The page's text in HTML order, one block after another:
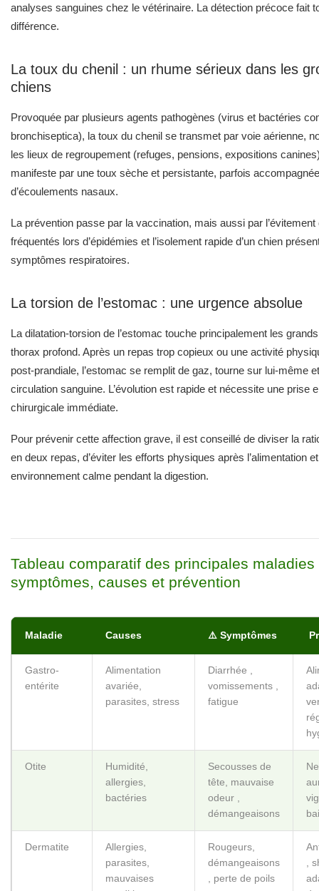
analyses sanguines chez le vétérinaire. La détection précoce fait
différence.
La toux du chenil : un rhume sérieux dans les
chiens
Provoquée par plusieurs agents pathogènes (virus et bactéries
bronchiseptica), la toux du chenil se transmet par voie aérienne,
les lieux de regroupement (refuges, pensions, expositions
manifeste par une toux sèche et persistante, parfois
d’écoulements nasaux.
La prévention passe par la vaccination, mais aussi par
fréquentés lors d’épidémies et l’isolement rapide d’un chien
symptômes respiratoires.
La torsion de l’estomac : une urgence absolue
La dilatation-torsion de l’estomac touche principalement les
thorax profond. Après un repas trop copieux ou une activité
post-prandiale, l’estomac se remplit de gaz, tourne sur lui-même
circulation sanguine. L’évolution est rapide et nécessite une prise
chirurgicale immédiate.
Pour prévenir cette affection grave, il est conseillé de diviser la
en deux repas, d’éviter les efforts physiques après l’alimentation
environnement calme pendant la digestion.
Tableau comparatif des principales
symptômes, causes et prévention
Maladie Causes ⚠️ Symptômes
Gastro-
entérite
Alimentation
avariée,
parasites, stress
Diarrhée ,
vomissements ,
fatigue
Otite
Humidité,
allergies,
bactéries
Secousses de
tête, mauvaise
odeur ,
démangeaisons
Dermatite
Allergies,
parasites,
mauvaises
Rougeurs,
démangeaisons
, perte de poils
,